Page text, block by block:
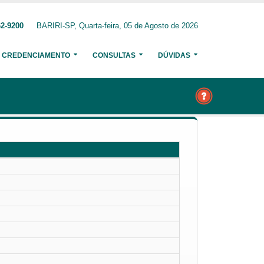
9200 BARIRI-SP, Quarta-feira, 05 de Agosto de 2026
CREDENCIAMENTO CONSULTAS DÚVIDAS